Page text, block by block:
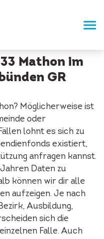
Mathon im
GR
Möglicherweise ist
oder
lohnt es sich zu
existiert,
anfragen kannst.
Daten zu
können wir dir alle
aufzeigen. Je nach
Ausbildung,
sich die
Falle. Auch